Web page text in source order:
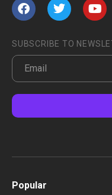
SUBSCRIBE TO
Popular